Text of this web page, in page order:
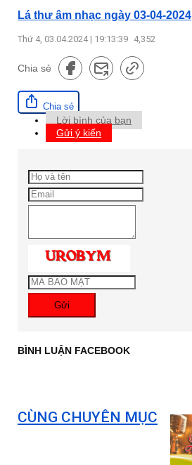
Lá thư âm nhạc ngày 03-04-2024
Thứ 4, 03.04.2024 | 19:13:39 4,352
Chia sẻ
Chia sẻ
Lời bình của bạn
Gửi ý kiến
Gửi
BÌNH LUẬN FACEBOOK
CÙNG CHUYÊN MỤC